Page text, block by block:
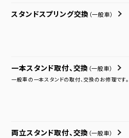
スタンドスプリング交換 （一般車）
一本スタンド取付、交換 （一般車）
一般車の一本スタンドの取付、交換のお修理です。
両立スタンド取付、交換 （一般車）